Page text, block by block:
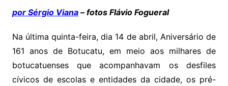
por Sérgio Viana– fotos Flávio Fogueral
Na última quinta-feira, dia 14 de abril, Aniversário de
161 anos de Botucatu, em meio aos milhares de
botucatuenses que acompanhavam os desfiles
cívicos de escolas e entidades da cidade, os pré-